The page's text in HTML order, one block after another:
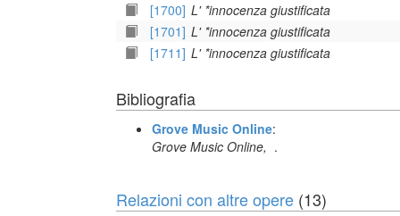
[1700] L' *innocenza giustificata
[1701] L' *innocenza giustificata
[1711] L' *innocenza giustificata
Bibliografia
Grove Music Online:
Grove Music Online, .
Relazioni con altre opere (13)